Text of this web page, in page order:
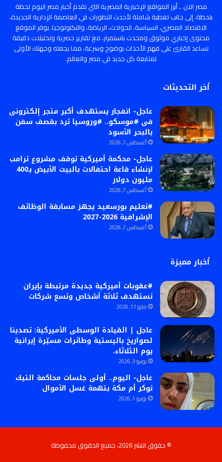
مصر الان .. أبرز المواقع الإخبارية المصرية التي تقدم أخبار مصر اليوم لحظة
بلحظة، إلى جانب تغطية شاملة لأحدث التطورات في العاصمة الإدارية الجديدة،
الاقتصاد المصري، السياسة، الحوادث، الرياضة، والتكنولوجيا. يوفر الموقع
محتوى إخباري موثوق ومحدث باستمرار، مع تقارير حصرية وتحليلات دقيقة
تساعد القارئ على فهم الأحداث بوضوح وسرعة، مما يجعله وجهتك الأولى
لمتابعة كل جديد في مصر والعالم.
أخر التحديثات
عاجل- انفجار يستهدف أكبر متجر إلكترونى
فى #موسكو.. #وروسيا ترد بقصف سفن
بالبحر الأسود
أغسطس 7, 2026
عاجل- محكمة أميركية توقف مشروع ترامب
لإنشاء قاعة احتفالات بالبيت الأبيض بـ400
مليون دولار
أغسطس 7, 2026
#تعليم بورسعيد يجهز مسابقة الوظائف
الإشرافية 2026-2027
أغسطس 7, 2026
أخبار مميزة
#عقوبات أميركية جديدة مرتبطة بإيران
تستهدف ثلاثة أشخاص وتسع شركات
مايو 11, 2026
عاجل | القيادة الوسطى الأميركية: تصدينا
لصواريخ باليستية وطائرات مسيّرة إيرانية
يوم الثلاثاء.
يونيو 3, 2026
عاجل- اليوم.. أولى جلسات محاكمة التيك
توكر أم مكة بتهمة غسل الأموال
يونيو 1, 2026
© حقوق النشر 2026، جميع الحقوق محفوظة